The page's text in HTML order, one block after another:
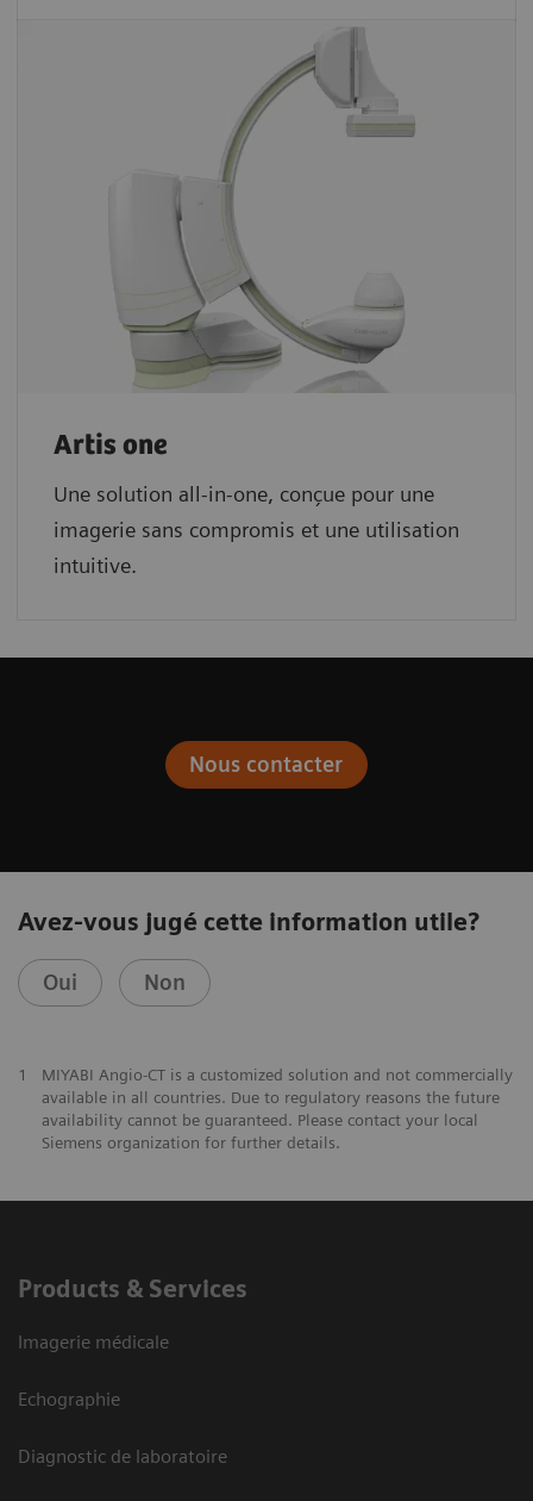
Artis one
Une solution all-in-one, conçue pour une
imagerie sans compromis et une utilisation
intuitive.
Nous contacter
Avez-vous jugé cette information utile?
Oui Non
1
MIYABI Angio-CT is a customized solution and not commercially
available in all countries. Due to regulatory reasons the future
availability cannot be guaranteed. Please contact your local
Siemens organization for further details.
Products & Services
Imagerie médicale
Echographie
Diagnostic de laboratoire